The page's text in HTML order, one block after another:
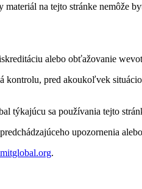
na tejto stránke nemôže
alebo obťažovanie
pred akoukoľvek
týkajúcu sa používania tejto
upozornenia
.